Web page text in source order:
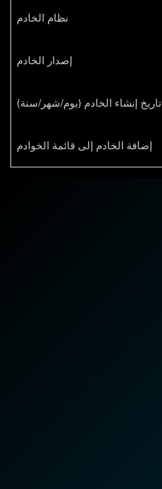
نظام الخادم
إصدار الخادم
(تاريخ إنشاء الخادم (يوم/شهر/سنة
إضافة الخادم إلى قائمة الخوادم